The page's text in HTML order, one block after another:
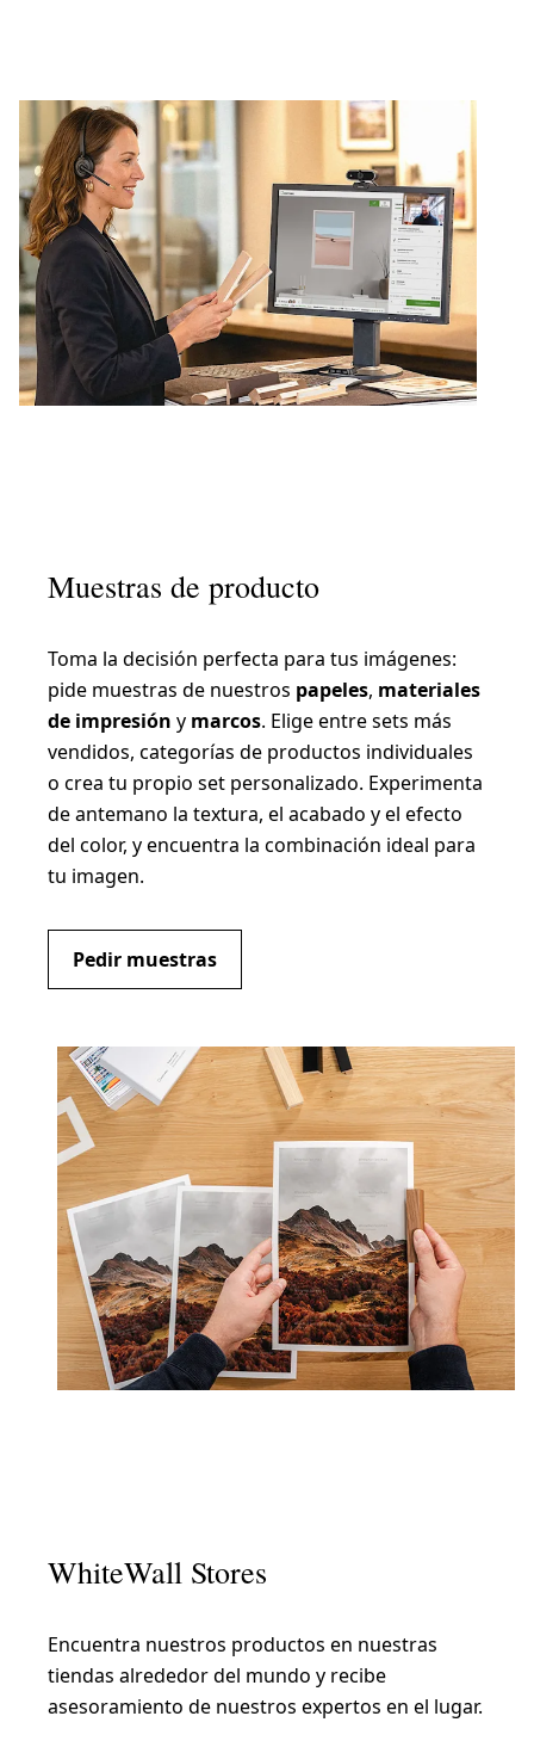
Muestras de producto
Toma la decisión perfecta para tus imágenes:
pide muestras de nuestros papeles, materiales
de impresión y marcos. Elige entre sets más
vendidos, categorías de productos individuales
o crea tu propio set personalizado. Experimenta
de antemano la textura, el acabado y el efecto
del color, y encuentra la combinación ideal para
tu imagen.
Pedir muestras
WhiteWall Stores
Encuentra nuestros productos en nuestras
tiendas alrededor del mundo y recibe
asesoramiento de nuestros expertos en el lugar.